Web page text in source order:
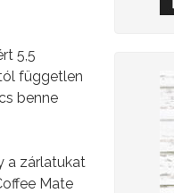
5,5
független
benne
a zárlatukat
Mate